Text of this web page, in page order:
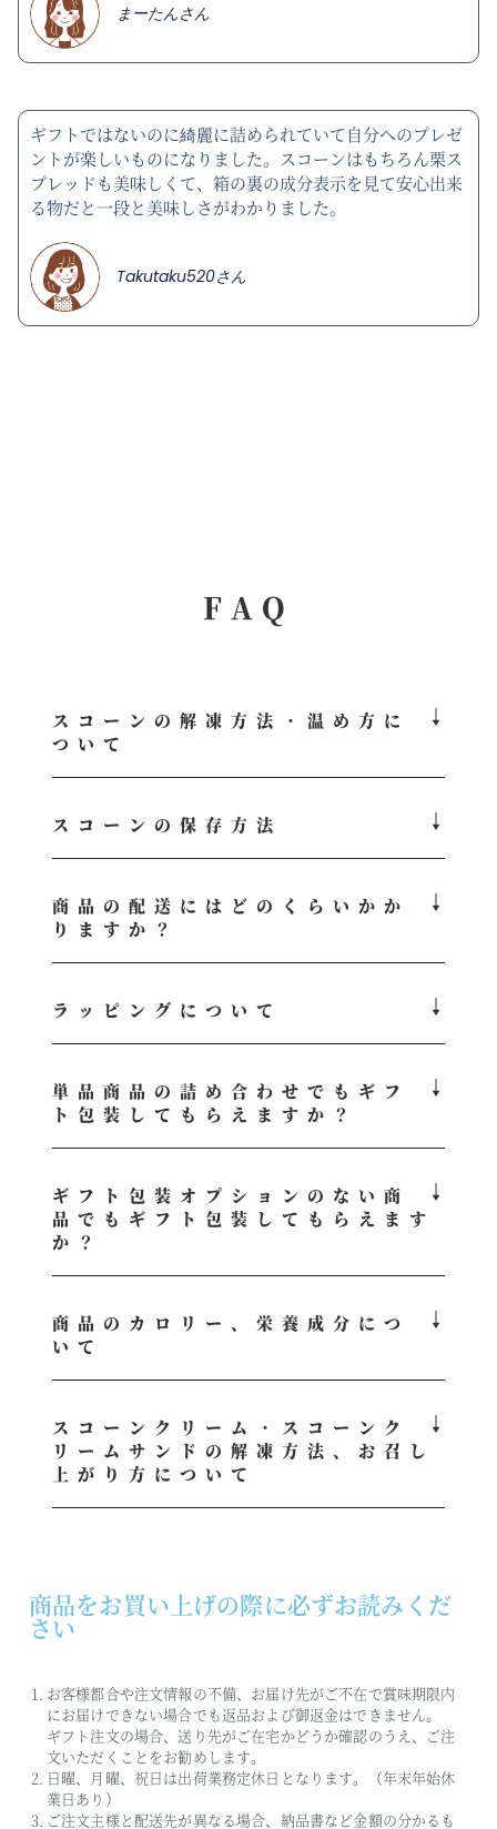
まーたんさん
ギフトではないのに綺麗に詰められていて自分へのプレゼ
ントが楽しいものになりました。スコーンはもちろん栗ス
プレッドも美味しくて、箱の裏の成分表示を見て安心出来
る物だと一段と美味しさがわかりました。
Takutaku520さん
FAQ
スコーンの解凍方法・温め方に
ついて
スコーンの保存方法
商品の配送にはどのくらいかか
りますか？
ラッピングについて
単品商品の詰め合わせでもギフ
ト包装してもらえますか？
ギフト包装オプションのない商
品でもギフト包装してもらえます
か？
商品のカロリー、栄養成分につ
いて
スコーンクリーム・スコーンク
リームサンドの解凍方法、お召し
上がり方について
商品をお買い上げの際に必ずお読みくだ
さい
お客様都合や注文情報の不備、お届け先がご不在で賞味期限内
にお届けできない場合でも返品および御返金はできません。
ギフト注文の場合、送り先がご在宅かどうか確認のうえ、ご注
文いただくことをお勧めします。
日曜、月曜、祝日は出荷業務定休日となります。（年末年始休
業日あり）
ご注文主様と配送先が異なる場合、納品書など金額の分かるも